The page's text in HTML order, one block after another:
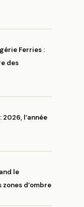
Ferries :
des
l’année
le
d’ombre